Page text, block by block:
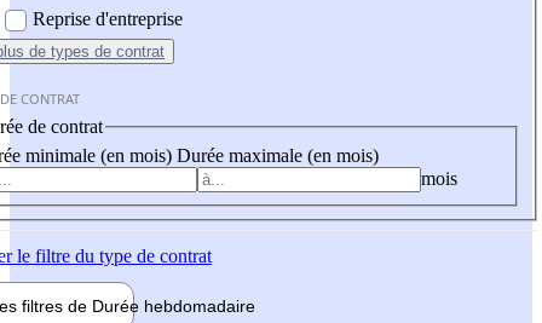
Reprise d'entreprise
de types de contrat
CONTRAT
de contrat
minimale (en mois) Durée maximale (en mois)
mois
le filtre du type de contrat
filtres de Durée hebdomadaire